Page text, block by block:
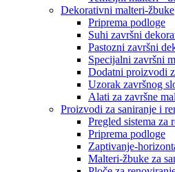
Dekorativni malteri-žbuke
Priprema podloge
Suhi završni
Pastozni završni
Specijalni završni
Dodatni proizvodi
Uzorak završnog
Alati za završne
Proizvodi za saniranje i
Pregled sistema za
Priprema podloge
Zaptivanje-
Malteri-žbuke za